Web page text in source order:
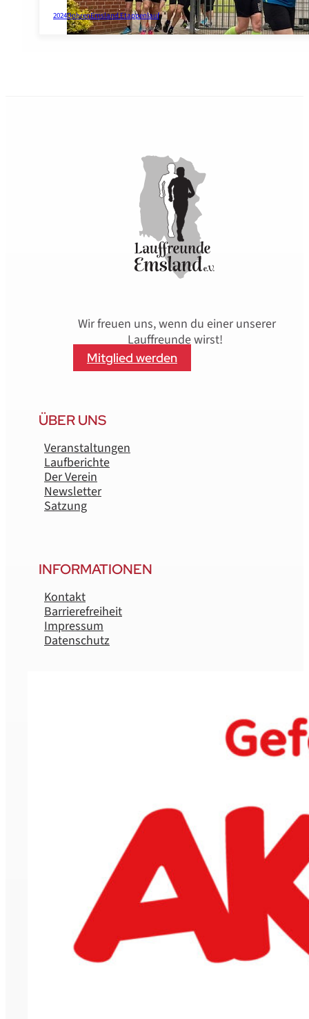
2024DohrenEmsland Etappenlauf
Wir freuen uns, wenn du einer unserer
Lauffreunde wirst!
Mitglied werden
ÜBER UNS
Veranstaltungen
Laufberichte
Der Verein
Newsletter
Satzung
INFORMATIONEN
Kontakt
Barrierefreiheit
Impressum
Datenschutz